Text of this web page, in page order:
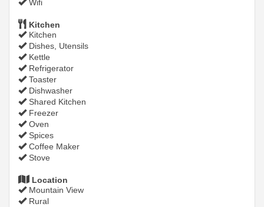
Wifi
Kitchen
Kitchen
Dishes, Utensils
Kettle
Refrigerator
Toaster
Dishwasher
Shared Kitchen
Freezer
Oven
Spices
Coffee Maker
Stove
Location
Mountain View
Rural